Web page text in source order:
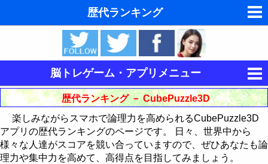
歴代ランキング
夢の夢占い
東洋・西洋占星術
ホラリー占星術
手相占いで未来診断
タロットカードで無料占い
脳トレゲーム・アプリメニュー
集中力を鍛える
キングをたたけ
歴代ランキング
Follow The Order
記憶力を鍛える
神経衰弱
論理力を鍛える
歴代ランキング － CubePuzzle3D
楽しみながらスマホで論理力を高められるCubePuzzle3D
アプリの歴代ランキングのページです。 日々、世界中から
様々な人達がスコアを競い合っていますので、ぜひあなたも論
理力や集中力を高めて、高得点を目指してみましょう。